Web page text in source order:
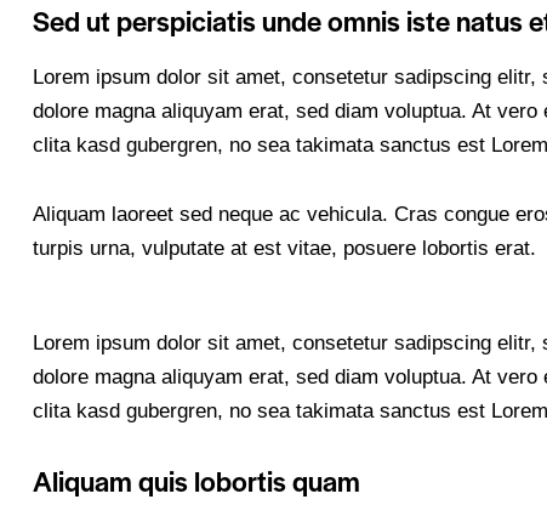
Sed ut perspiciatis unde omnis iste natus
Lorem ipsum dolor sit amet, consetetur sadipscing
dolore magna aliquyam erat, sed diam voluptua. At
clita kasd gubergren, no sea takimata sanctus est
Aliquam laoreet sed neque ac vehicula. Cras congue
turpis urna, vulputate at est vitae, posuere lobortis erat.
Lorem ipsum dolor sit amet, consetetur sadipscing
dolore magna aliquyam erat, sed diam voluptua. At
clita kasd gubergren, no sea takimata sanctus est
Aliquam quis lobortis quam